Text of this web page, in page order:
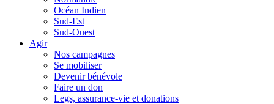
Océan Indien
Sud-Est
Sud-Ouest
Agir
Nos campagnes
Se mobiliser
Devenir bénévole
Faire un don
Legs, assurance-vie et donations